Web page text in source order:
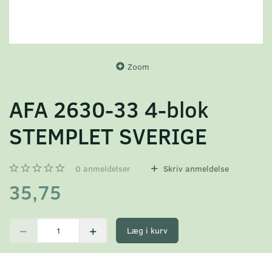
Zoom
AFA 2630-33 4-blok
STEMPLET SVERIGE
0 anmeldelser Skriv anmeldelse
35,75
Læg i kurv